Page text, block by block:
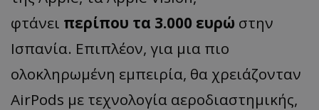
φτάνει περίπου τα 3.000 ευρώ στην
Ισπανία. Επιπλέον, για μια πιο
ολοκληρωμένη εμπειρία, θα χρειάζονταν
AirPods με τεχνολογία αεροδιαστημικής,